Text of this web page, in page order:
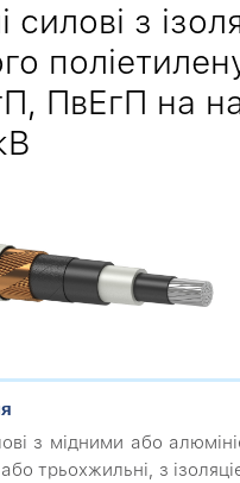
силові з
ПвЕгП на
з мідними або
трьохжильні, з